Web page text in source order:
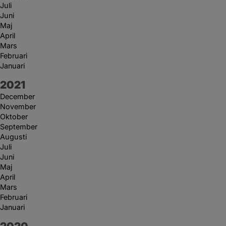
Juli
Juni
Maj
April
Mars
Februari
Januari
År:
2021
December
November
Oktober
September
Augusti
Juli
Juni
Maj
April
Mars
Februari
Januari